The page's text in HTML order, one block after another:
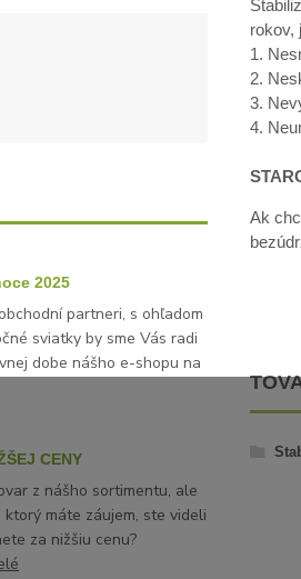
2025
partneri, s ohľadom
sviatky by sme Vás radi
dobe nášho e-shopu na
CENY
z nášho sortimentu, ale
máte záujem, ste videli
za nižšiu cenu?
rokov,
1.
2.
3.
4.
Ak